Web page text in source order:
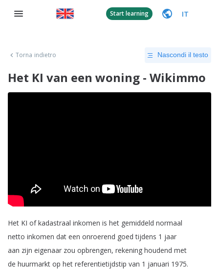
Start learning IT
Torna indietro Nascondi il testo
Het KI van een woning - Wikimmo
Het KI of kadastraal inkomen is het gemiddeld normaal
netto inkomen dat een onroerend goed tijdens 1 jaar
aan zijn eigenaar zou opbrengen, rekening houdend met
de huurmarkt op het referentietijdstip van 1 januari 1975.